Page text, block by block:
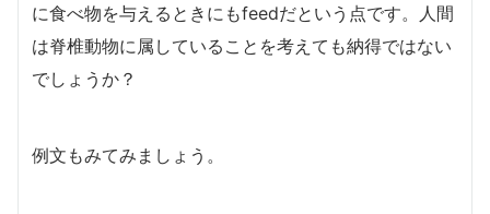
に食べ物を与えるときにもfeedだという点です。人間
は脊椎動物に属していることを考えても納得ではない
でしょうか？
例文もみてみましょう。